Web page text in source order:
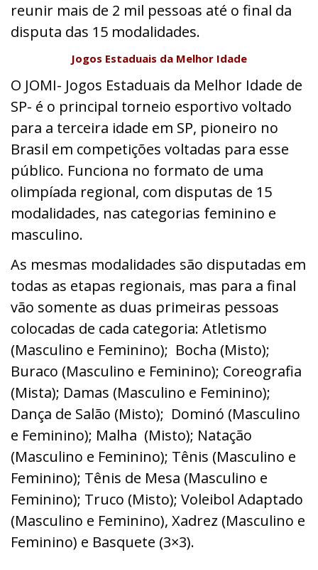
reunir mais de 2 mil pessoas até o final da
disputa das 15 modalidades.
Jogos Estaduais da Melhor Idade
O JOMI- Jogos Estaduais da Melhor Idade de
SP- é o principal torneio esportivo voltado
para a terceira idade em SP, pioneiro no
Brasil em competições voltadas para esse
público. Funciona no formato de uma
olimpíada regional, com disputas de 15
modalidades, nas categorias feminino e
masculino.
As mesmas modalidades são disputadas em
todas as etapas regionais, mas para a final
vão somente as duas primeiras pessoas
colocadas de cada categoria: Atletismo
(Masculino e Feminino); Bocha (Misto);
Buraco (Masculino e Feminino); Coreografia
(Mista); Damas (Masculino e Feminino);
Dança de Salão (Misto); Dominó (Masculino
e Feminino); Malha (Misto); Natação
(Masculino e Feminino); Tênis (Masculino e
Feminino); Tênis de Mesa (Masculino e
Feminino); Truco (Misto); Voleibol Adaptado
(Masculino e Feminino), Xadrez (Masculino e
Feminino) e Basquete (3×3).